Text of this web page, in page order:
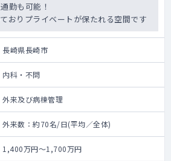
勤も可能！
おりプライベートが保たれる空間です
長崎県長崎市
内科・不問
外来及び病棟管理
外来数：約70名/日(平均／全体)
1,400万円～1,700万円